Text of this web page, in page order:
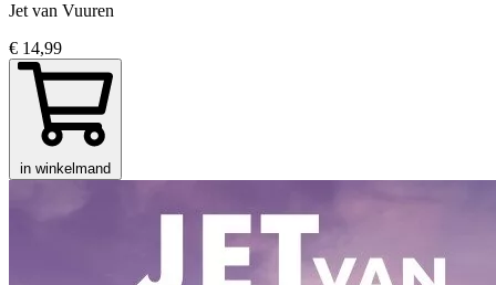
Jet van Vuuren
€ 14,99
in winkelmand